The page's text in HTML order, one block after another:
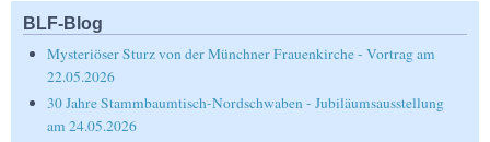
BLF-Blog
Mysteriöser Sturz von der Münchner Frauenkirche - Vortrag am
22.05.2026
30 Jahre Stammbaumtisch-Nordschwaben - Jubiläumsausstellung
am 24.05.2026